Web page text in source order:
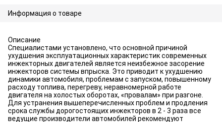
Информация о товаре
Описание
Специалистами установлено, что основной причиной
ухудшения эксплуатационных характеристик современных
инжекторных двигателей является неизбежное засорение
инжекторов системы впрыска. Это приводит к ухудшению
динамики автомобиля, проблемам с запуском, повышенному
расходу топлива, перегреву, неравномерной работе
двигателя на холостых оборотах, «провалам» при разгоне.
Для устранения вышеперечисленных проблем и продления
срока службы дорогостоящих инжекторов в 2 - 3 раза все
ведущие производители автомобилей рекомендуют